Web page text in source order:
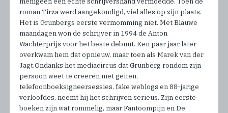
roman Tirza werd aangekondigd, viel alles op zijn plaats.
Het is Grunbergs eerste vermomming niet. Met Blauwe
maandagen won de schrijver in 1994 de Anton
Wachterprijs voor het beste debuut. Een paar jaar later
overkwam hem dat opnieuw, maar toen als Marek van der
Jagt.Ondanks het mediacircus dat Grunberg rondom zijn
persoon weet te creëren met geiten,
telefoonboeksigneersessies, fake weblogs en 88-jarige
verloofdes, neemt hij het schrijven serieus. Zijn eerste
boeken zijn wat rommelig, maar Fantoompijn en De